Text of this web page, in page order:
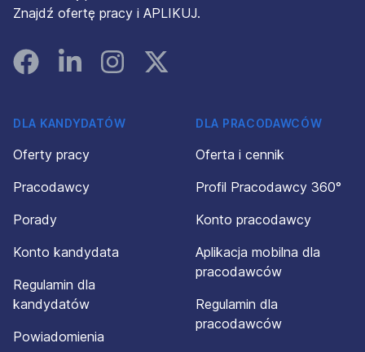
Znajdź ofertę pracy i APLIKUJ.
FacebookLinked InInstagramInstagram
DLA KANDYDATÓW
Oferty pracy
Pracodawcy
Porady
Konto kandydata
Regulamin dla
kandydatów
Powiadomienia
DLA PRACODAWCÓW
Oferta i cennik
Profil Pracodawcy 360°
Konto pracodawcy
Aplikacja mobilna dla
pracodawców
Regulamin dla
pracodawców